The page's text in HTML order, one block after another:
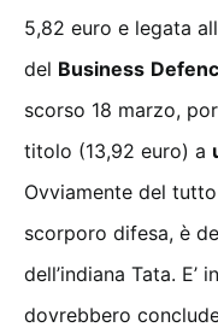
5,82 euro e legata
del Business
scorso 18 marzo,
titolo (13,92 euro) a
Ovviamente del
scorporo difesa, è
dell’indiana Tata. E’
dovrebbero